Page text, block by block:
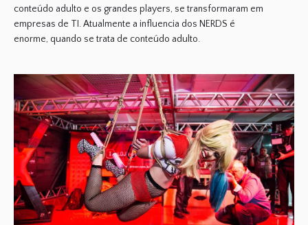
conteúdo adulto e os grandes players, se transformaram em
empresas de TI . Atualmente a influencia dos NERDS é
enorme, quando se trata de conteúdo adulto.